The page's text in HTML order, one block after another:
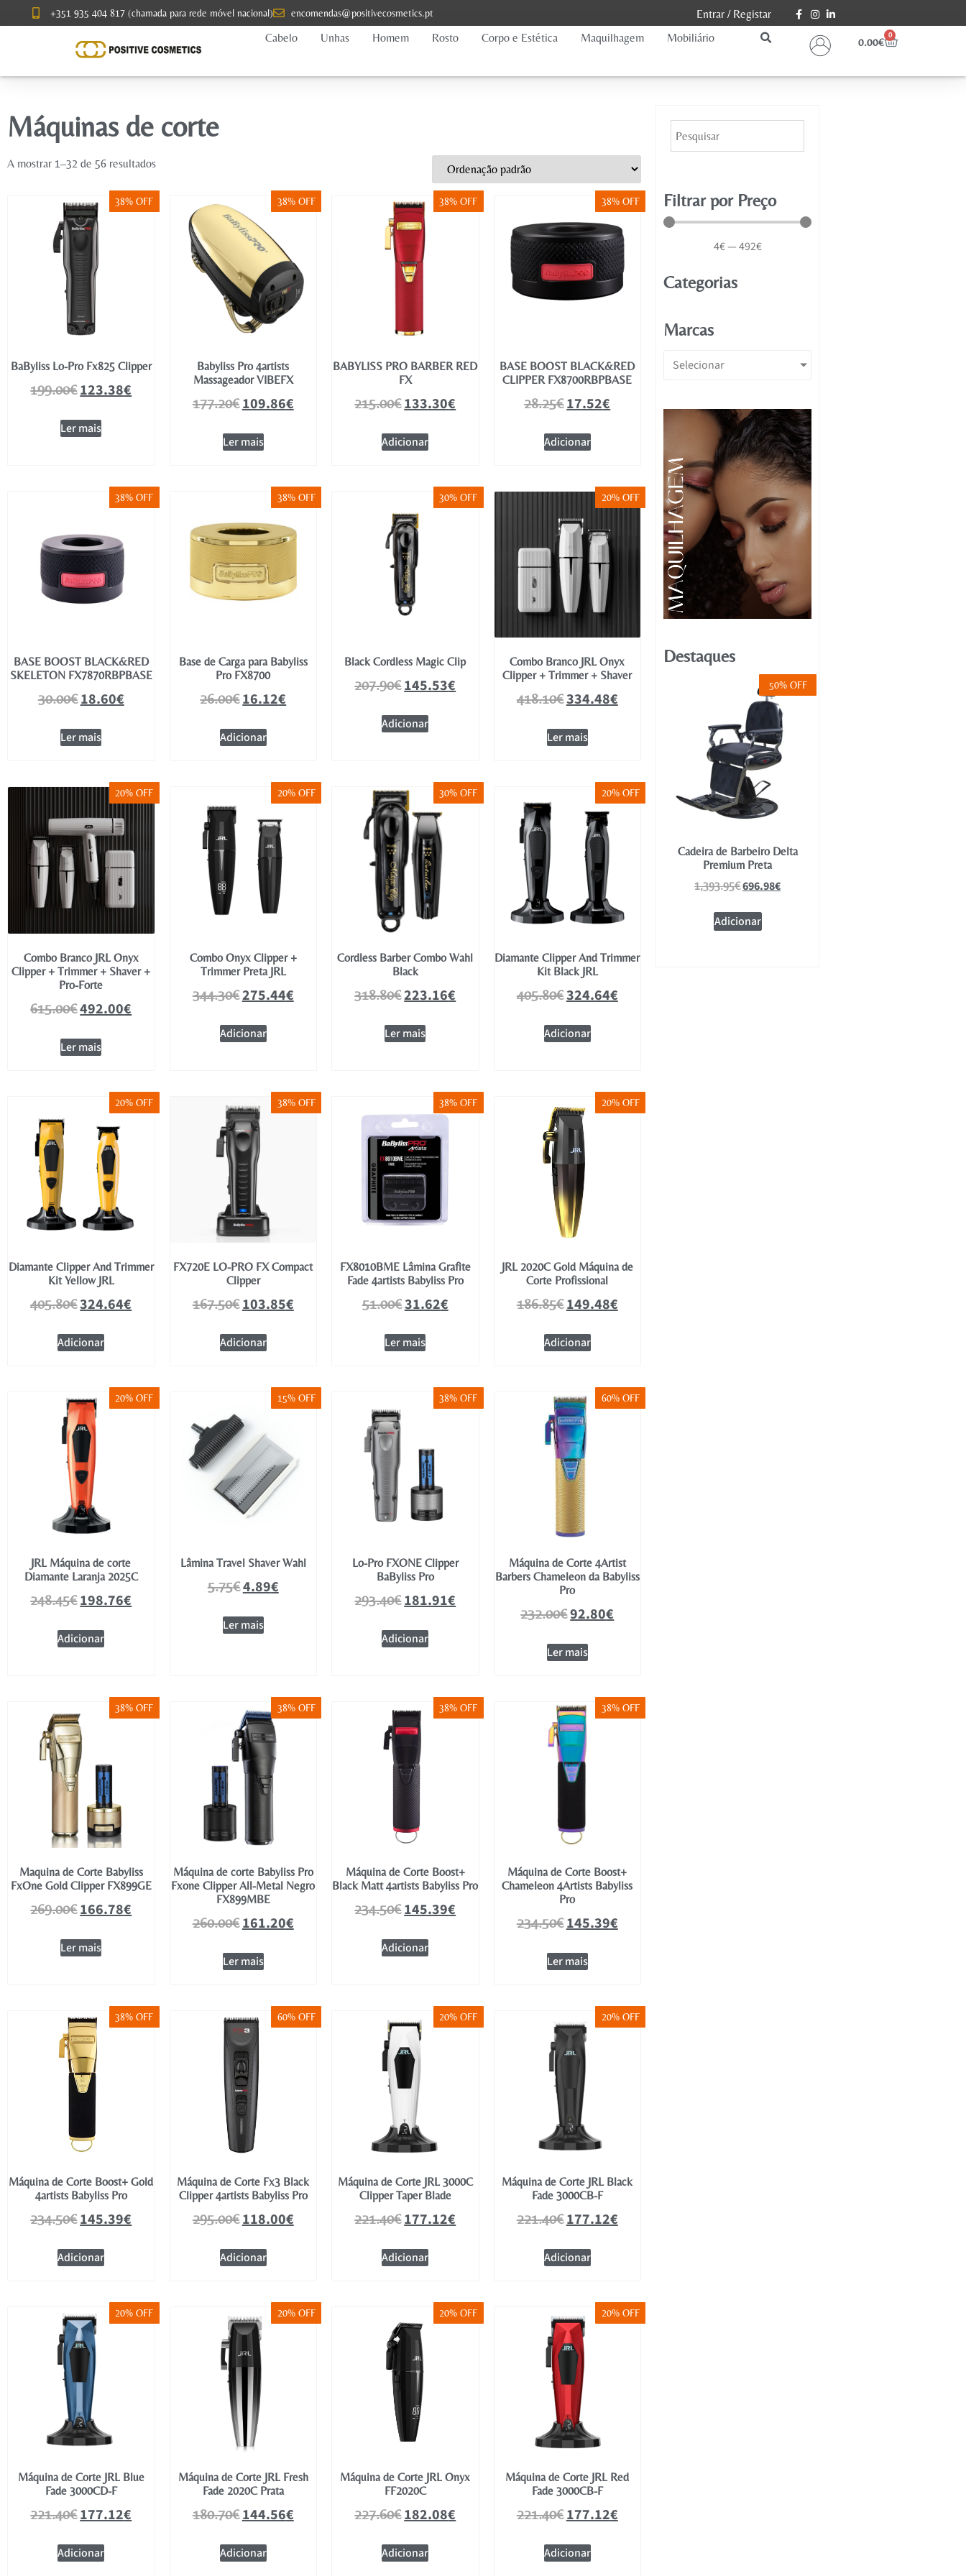
+351 935 404 817 (chamada para rede móvel nacional) encomendas@positivecosmetics.pt Entrar/ Registar
Cabelo
Unhas Homem Rosto Corpo e Estética Maquilhagem Mobiliário 0.00€
0
Máquinas de corte
A mostrar 1–32 de 56 resultados
38% OFF
BaByliss Lo-Pro Fx825 Clipper
199.00€123.38€
Ler mais
38% OFF
Babyliss Pro 4artists
Massageador VIBEFX
177.20€109.86€
Ler mais
38% OFF
BABYLISS PRO BARBER RED
FX
215.00€133.30€
Adicionar
38% OFF
BASE BOOST BLACK&RED
CLIPPER FX8700RBPBASE
28.25€17.52€
Adicionar
38% OFF
BASE BOOST BLACK&RED
SKELETON FX7870RBPBASE
30.00€18.60€
Ler mais
38% OFF
Base de Carga para Babyliss
Pro FX8700
26.00€16.12€
Adicionar
30% OFF
Black Cordless Magic Clip
207.90€145.53€
Adicionar
20% OFF
Combo Branco JRL Onyx
Clipper + Trimmer + Shaver
418.10€334.48€
Ler mais
20% OFF
Combo Branco JRL Onyx
Clipper + Trimmer + Shaver +
Pro-Forte
615.00€492.00€
Ler mais
20% OFF
Combo Onyx Clipper +
Trimmer Preta JRL
344.30€275.44€
Adicionar
30% OFF
Cordless Barber Combo Wahl
Black
318.80€223.16€
Ler mais
20% OFF
Diamante Clipper And Trimmer
Kit Black JRL
405.80€324.64€
Adicionar
20% OFF
Diamante Clipper And Trimmer
Kit Yellow JRL
405.80€324.64€
Adicionar
38% OFF
FX720E LO-PRO FX Compact
Clipper
167.50€103.85€
Adicionar
38% OFF
FX8010BME Lâmina Grafite
Fade 4artists Babyliss Pro
51.00€31.62€
Ler mais
20% OFF
JRL 2020C Gold Máquina de
Corte Profissional
186.85€149.48€
Adicionar
20% OFF
JRL Máquina de corte
Diamante Laranja 2025C
248.45€198.76€
Adicionar
15% OFF
Lâmina Travel Shaver Wahl
5.75€4.89€
Ler mais
38% OFF
Lo-Pro FXONE Clipper
BaByliss Pro
293.40€181.91€
Adicionar
60% OFF
Máquina de Corte 4Artist
Barbers Chameleon da Babyliss
Pro
232.00€92.80€
Ler mais
38% OFF
Maquina de Corte Babyliss
FxOne Gold Clipper FX899GE
269.00€166.78€
Ler mais
38% OFF
Máquina de corte Babyliss Pro
Fxone Clipper All-Metal Negro
FX899MBE
260.00€161.20€
Ler mais
38% OFF
Máquina de Corte Boost+
Black Matt 4artists Babyliss Pro
234.50€145.39€
Adicionar
38% OFF
Máquina de Corte Boost+
Chameleon 4Artists Babyliss
Pro
234.50€145.39€
Ler mais
38% OFF
Máquina de Corte Boost+ Gold
4artists Babyliss Pro
234.50€145.39€
Adicionar
60% OFF
Máquina de Corte Fx3 Black
Clipper 4artists Babyliss Pro
295.00€118.00€
Adicionar
20% OFF
Máquina de Corte JRL 3000C
Clipper Taper Blade
221.40€177.12€
Adicionar
20% OFF
Máquina de Corte JRL Black
Fade 3000CB-F
221.40€177.12€
Adicionar
20% OFF
Máquina de Corte JRL Blue
Fade 3000CD-F
221.40€177.12€
Adicionar
20% OFF
Máquina de Corte JRL Fresh
Fade 2020C Prata
180.70€144.56€
Adicionar
20% OFF
Máquina de Corte JRL Onyx
FF2020C
227.60€182.08€
Adicionar
20% OFF
Máquina de Corte JRL Red
Fade 3000CB-F
221.40€177.12€
Adicionar
Filtrar por Preço
4€—492€
Categorias
Marcas
Selecionar
Destaques
50% OFF
Cadeira de Barbeiro Delta
Premium Preta
1,393.95€696.98€
Adicionar